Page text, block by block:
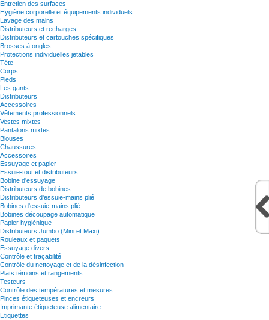
Entretien des surfaces
Hygiène corporelle et équipements individuels
Lavage des mains
Distributeurs et recharges
Distributeurs et cartouches spécifiques
Brosses à ongles
Protections individuelles jetables
Tête
Corps
Pieds
Les gants
Distributeurs
Accessoires
Vêtements professionnels
Vestes mixtes
Pantalons mixtes
Blouses
Chaussures
Accessoires
Essuyage et papier
Essuie-tout et distributeurs
Bobine d'essuyage
Distributeurs de bobines
Distributeurs d'essuie-mains plié
Bobines d'essuie-mains plié
Bobines découpage automatique
Papier hygiènique
Distributeurs Jumbo (Mini et Maxi)
Rouleaux et paquets
Essuyage divers
Contrôle et traçabilité
Contrôle du nettoyage et de la désinfection
Plats témoins et rangements
Testeurs
Contrôle des températures et mesures
Pinces étiqueteuses et encreurs
Imprimante étiqueteuse alimentaire
Etiquettes